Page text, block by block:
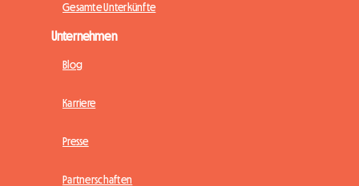
Gesamte Unterkünfte
Unternehmen
Blog
Karriere
Presse
Partnerschaften